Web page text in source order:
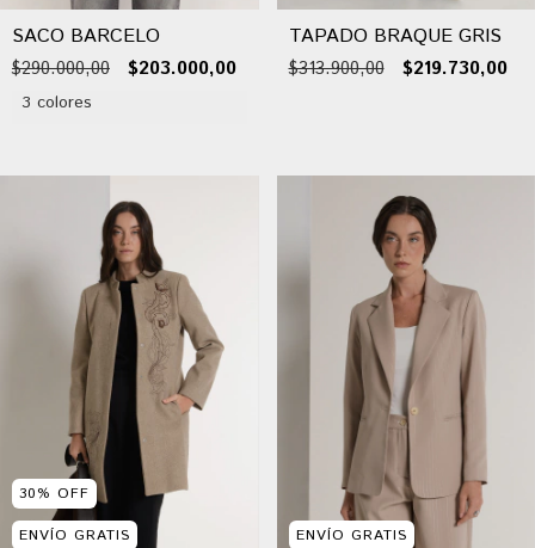
SACO BARCELO
$290.000,00 $203.000,00
3 colores
TAPADO BRAQUE GRIS
$313.900,00 $219.730,00
30% OFF
ENVÍO GRATIS ENVÍO GRATIS